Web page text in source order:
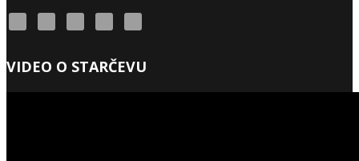
VIDEO O STARČEVU